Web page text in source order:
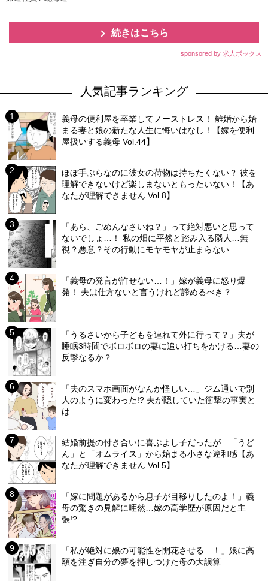
続きはこちら
sponsored by 求人ボックス
人気記事ランキング
義母の便利屋を卒業してノーストレス！ 離婚から始
まる妻と娘の新たな人生に悔いはなし！【嫁を便利
屋扱いする義母 Vol.44】
ほぼ手ぶらなのに彼女の荷物は持ちたくない？ 彼を
理解できないけど楽しまないともったいない！【あ
なたが理解できません Vol.8】
「あら、ごめんなさいね？」って絶対悪いと思って
ないでしょ…！ 私の畑に平然と踏み入る隣人…無
視？悪意？その行動にモヤモヤが止まらない
「義母の発言が許せない…！」嫁が義母に怒り爆
発！ 夫は仕方ないと言うけれど諦めるべき？
「うるさいから子どもを連れて外に行って？」夫が
睡眠3時間でボロボロの妻に追い打ちをかける…妻の
反撃なるか？
「夫のスマホ画面がなんか怪しい…」ジム通いで別
人のように変わった!? 夫が隠していた衝撃の事実と
は
結婚前提の付き合いに喜ぶよし子だったが…「うど
ん」と「オムライス」から始まる小さな違和感【あ
なたが理解できません Vol.5】
「嫁に問題があるから息子が目移りしたのよ！」義
母の驚きの見解に唖然…嫁の高学歴が原因だと主
張!?
「私が絶対に娘の可能性を開花させる…！」娘に高
額を注ぎ自分の夢を押しつけた母の大誤算